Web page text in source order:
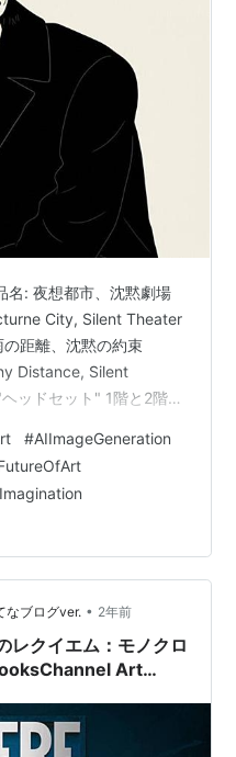
: 夜想都市、沈黙劇場
City, Silent Theater
距離、沈黙の約束
Distance, Silent
ッドセット" 1階と2階の
ましても、いつのまに
今回はSOUND
#AIImageGeneration
なブログver. • 2年前
レクイエム：モノクロ
Art